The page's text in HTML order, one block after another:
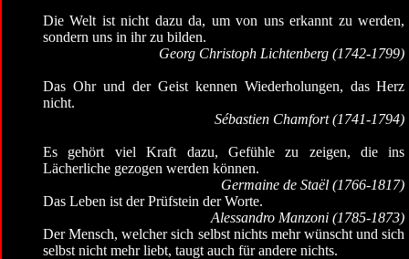
Die Welt ist nicht dazu da, um von uns erkannt zu werden,
sondern uns in ihr zu bilden.
Georg Christoph Lichtenberg (1742-1799)
Das Ohr und der Geist kennen Wiederholungen, das Herz
nicht.
Sébastien Chamfort (1741-1794)
Es gehört viel Kraft dazu, Gefühle zu zeigen, die ins
Lächerliche gezogen werden können.
Germaine de Staël (1766-1817)
Das Leben ist der Prüfstein der Worte.
Alessandro Manzoni (1785-1873)
Der Mensch, welcher sich selbst nichts mehr wünscht und sich
selbst nicht mehr liebt, taugt auch für andere nichts.